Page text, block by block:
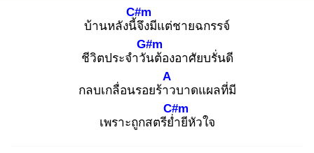
บ้านหลังนี้จึ
C#m
งมีแต่ชายฉกรรจ์
ชีวิตประจำวัน
G#m
ต้องอาศัยบรั่นดี
กลบเกลื่อนรอยร้าว
A
บาดแผลที่มี
เพราะถูกสตรีย่ำ
C#m
ยีหัวใจ